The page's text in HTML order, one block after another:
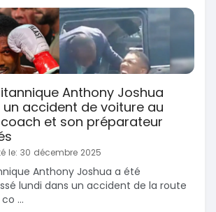
Anthony Joshua
accident de voiture au
et son préparateur
le: 30 décembre 2025
Anthony Joshua a été
lundi dans un accident de la route
...